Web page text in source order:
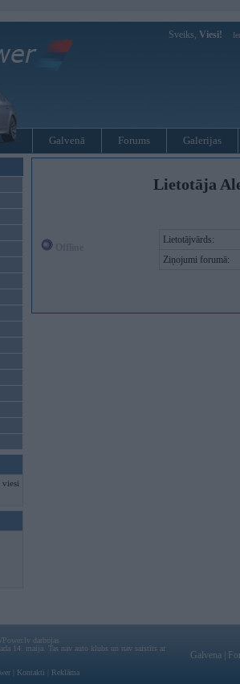
Sveiks, Viesi!
Galvenā Forums Galerijas
viesi
Lietotāja
Lietotājvārds:
Ziņojumi forumā:
darbojas
14. maija. Tas nav auto klubs un nav saistīts ar
Kontakti Reklāma
Galvena